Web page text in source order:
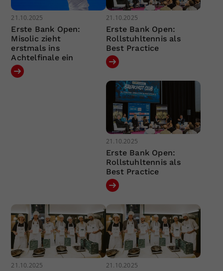
21.10.2025
Erste Bank Open:
Misolic zieht
erstmals ins
Achtelfinale ein
21.10.2025
Erste Bank Open:
Rollstuhltennis als
Best Practice
21.10.2025
Erste Bank Open:
Rollstuhltennis als
Best Practice
21.10.2025 21.10.2025